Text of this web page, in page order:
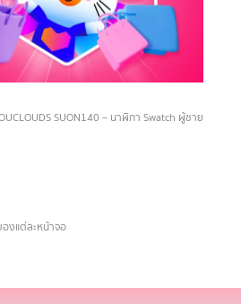
SUON140 – นาฬิกา Swatch ผู้ชาย
งแต่ละหน้าจอ